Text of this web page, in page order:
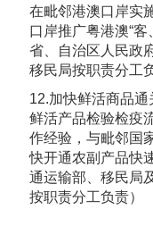
在毗邻港澳口岸实
口岸推广粤港澳“
省、自治区人民政
移民局按职责分工
12.加快鲜活商品
鲜活产品检验检疫
作经验，与毗邻国
快开通农副产品快
通运输部、移民局
按职责分工负责）